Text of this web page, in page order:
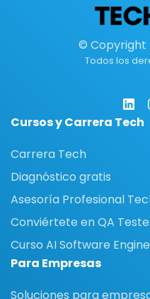
© Copyright
Todos los
Cursos y Carrera Tech
Carrera Tech
Diagnóstico gratis
Asesoría Profesional
Conviértete en QA
Curso AI Software
Para Empresas
Soluciones para